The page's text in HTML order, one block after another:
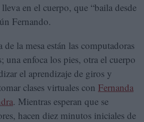
en el cuerpo, que “baila desde
Fernando.
la mesa están las computadoras
una enfoca los pies, otra el cuerpo
el aprendizaje de giros y
clases virtuales con Fernanda
. Mientras esperan que se
hacen diez minutos iniciales de